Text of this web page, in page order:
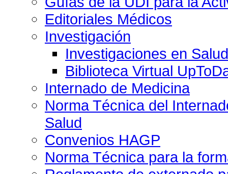
Editoriales Médicos
Investigación
Investigaciones en Salud
Biblioteca Virtual
Internado de Medicina
Norma Técnica del
Salud
Convenios HAGP
Norma Técnica para la